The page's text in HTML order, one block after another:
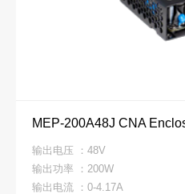
MEP-200A48J CNA
输出电压 ：48V
输出功率 ：200W
输出电流 ：0-4.17A